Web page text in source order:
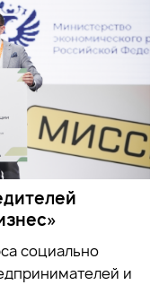
социально
и